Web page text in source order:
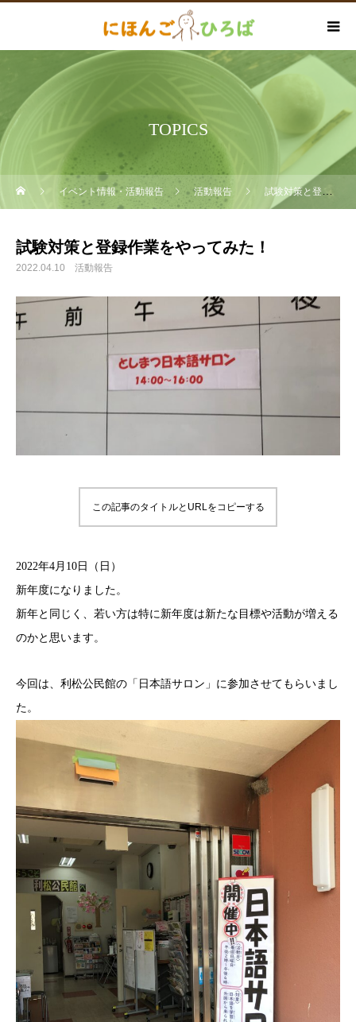
TOPICS
イベント情報・活動報告 活動報告 試験対策と登録作業をやってみた！
試験対策と登録作業をやってみた！
2022.04.10 活動報告
この記事のタイトルとURLをコピーする
2022年4月10日（日）
新年度になりました。
新年と同じく、若い方は特に新年度は新たな目標や活動が増える
のかと思います。
今回は、利松公民館の「日本語サロン」に参加させてもらいまし
た。